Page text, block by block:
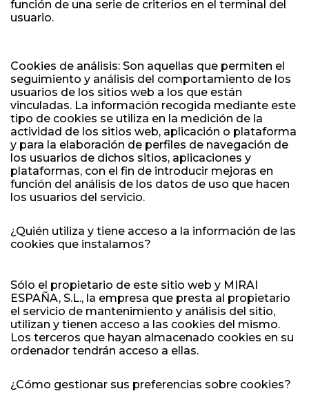
función de una serie de criterios en el terminal del
usuario.
Cookies de análisis: Son aquellas que permiten el
seguimiento y análisis del comportamiento de los
usuarios de los sitios web a los que están
vinculadas. La información recogida mediante este
tipo de cookies se utiliza en la medición de la
actividad de los sitios web, aplicación o plataforma
y para la elaboración de perfiles de navegación de
los usuarios de dichos sitios, aplicaciones y
plataformas, con el fin de introducir mejoras en
función del análisis de los datos de uso que hacen
los usuarios del servicio.
¿Quién utiliza y tiene acceso a la información de las
cookies que instalamos?
Sólo el propietario de este sitio web y MIRAI
ESPAÑA, S.L., la empresa que presta al propietario
el servicio de mantenimiento y análisis del sitio,
utilizan y tienen acceso a las cookies del mismo.
Los terceros que hayan almacenado cookies en su
ordenador tendrán acceso a ellas.
¿Cómo gestionar sus preferencias sobre cookies?